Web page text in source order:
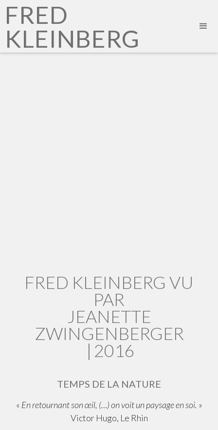
FRED
KLEINBERG
FRED KLEINBERG VU
PAR
JEANETTE
ZWINGENBERGER
| 2016
TEMPS DE LA NATURE
« En retournant son œil, (…) on voit un paysage en soi. »
Victor Hugo, Le Rhin